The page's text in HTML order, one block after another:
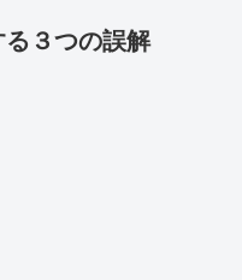
３つの誤解